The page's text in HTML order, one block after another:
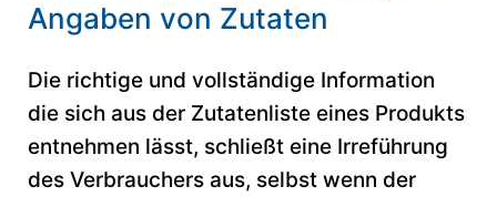
Angaben von Zutaten
Die richtige und vollständige Information
die sich aus der Zutatenliste eines Produkts
entnehmen lässt, schließt eine Irreführung
des Verbrauchers aus, selbst wenn der